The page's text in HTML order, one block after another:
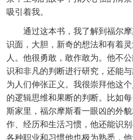
吸引着我。
通过这本书，我了解到福尔
识面，大胆，新奇的想法和有着
人。他很勇敢，敢作敢为。他不
识和非凡的判断进行研究，还能
为人们伸张正义。我很崇拜他这
的逻辑思维和果断的判断。比如
斯家里，福尔摩斯看一眼凶的外
作、经历和生活习惯，他还能识
各种职业和习惯他也极为熟悉，